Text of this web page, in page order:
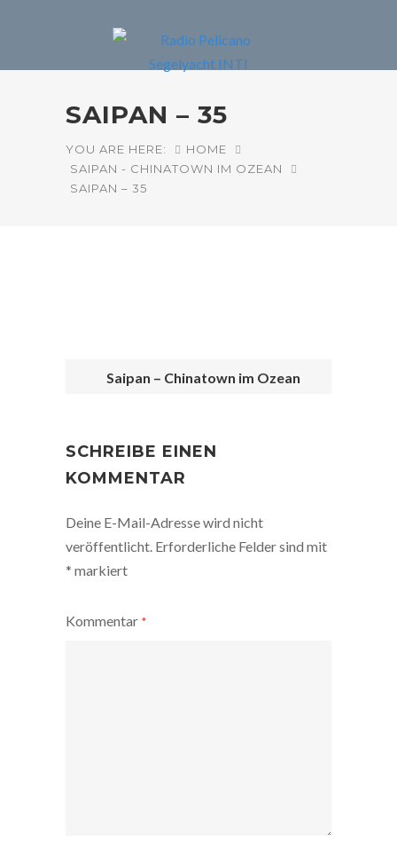
SAIPAN – 35
YOU ARE HERE:
HOME
SAIPAN - CHINATOWN IM OZEAN
SAIPAN – 35
NAVIGATION
Saipan – Chinatown im Ozean
SCHREIBE EINEN
KOMMENTAR
Deine E-Mail-Adresse wird nicht
veröffentlicht. Erforderliche Felder sind mit
* markiert
Kommentar *